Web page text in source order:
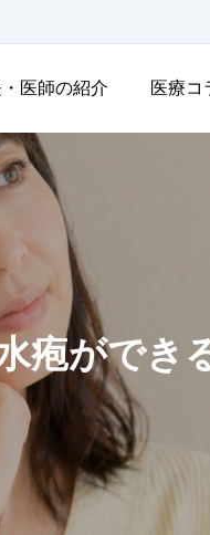
・医師の紹介 医療コ
疱ができ